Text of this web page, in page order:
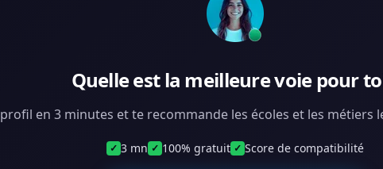
Quelle est la meilleure voie pour
en 3 minutes et te recommande les écoles et les métiers
✓ 3 mn ✓ 100% gratuit ✓ Score de compatibilité